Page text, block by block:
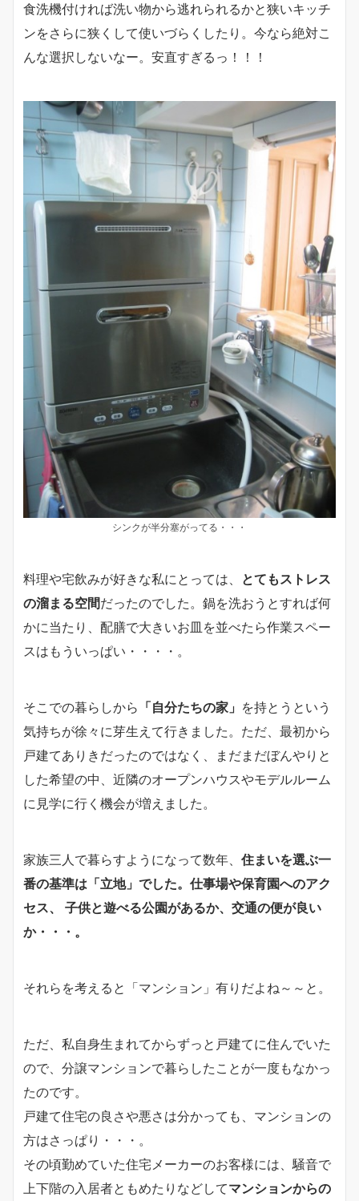
食洗機付ければ洗い物から逃れられるかと狭いキッチ
ンをさらに狭くして使いづらくしたり。今なら絶対こ
んな選択しないなー。安直すぎるっ！！！
シンクが半分塞がってる・・・
料理や宅飲みが好きな私にとっては、 とてもストレス
の溜まる空間だったのでした。鍋を洗おうとすれば何
かに当たり、配膳で大きいお皿を並べたら作業スペー
スはもういっぱい・・・・。
そこでの暮らしから 「自分たちの家」 を持とうという
気持ちが徐々に芽生えて行きました。ただ、最初から
戸建てありきだったのではなく、まだまだぼんやりと
した希望の中、近隣のオープンハウスやモデルルーム
に見学に行く機会が増えました。
家族三人で暮らすようになって数年、 住まいを選ぶ一
番の基準は「立地」でした。仕事場や保育園へのアク
セス、 子供と遊べる公園があるか、交通の便が良い
か・・・。
それらを考えると「マンション」有りだよね～～と。
ただ、私自身生まれてからずっと戸建てに住んでいた
ので、分譲マンションで暮らしたことが一度もなかっ
たのです。
戸建て住宅の良さや悪さは分かっても、マンションの
方はさっぱり・・・。
その頃勤めていた住宅メーカーのお客様には、騒音で
上下階の入居者ともめたりなどしてマンションからの